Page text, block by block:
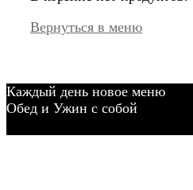
Вернуться в меню
Каждый день новое меню
Обед и Ужин с собой